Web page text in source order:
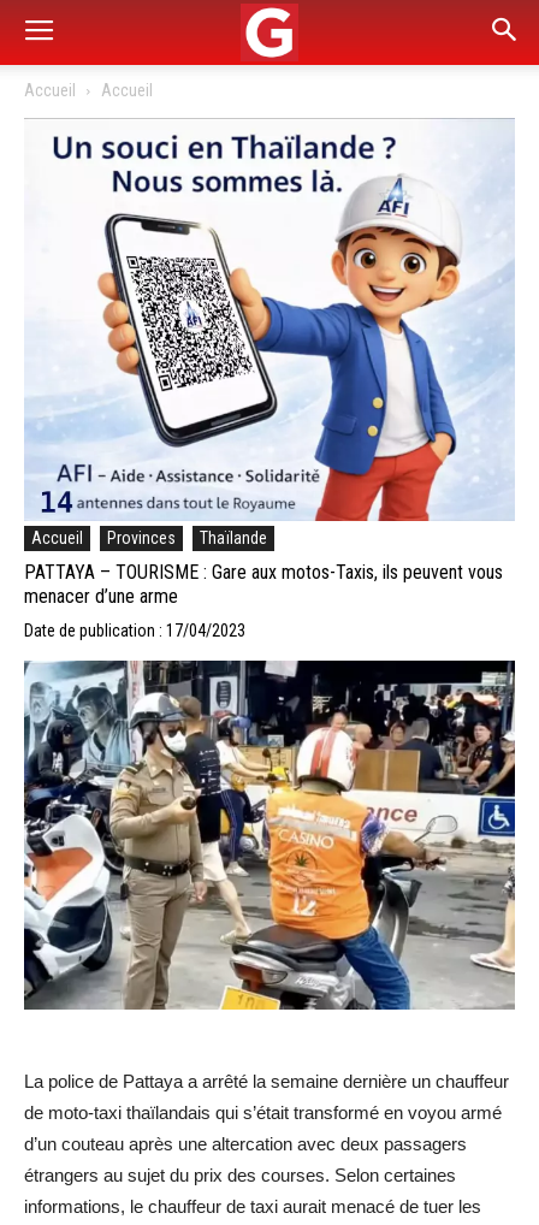
Accueil Accueil
Accueil Provinces Thaïlande
PATTAYA – TOURISME : Gare aux motos-Taxis, ils peuvent vous
menacer d’une arme
Date de publication : 17/04/2023
La police de Pattaya a arrêté la semaine dernière un chauffeur
de moto-taxi thaïlandais qui s’était transformé en voyou armé
d’un couteau après une altercation avec deux passagers
étrangers au sujet du prix des courses. Selon certaines
informations, le chauffeur de taxi aurait menacé de tuer les